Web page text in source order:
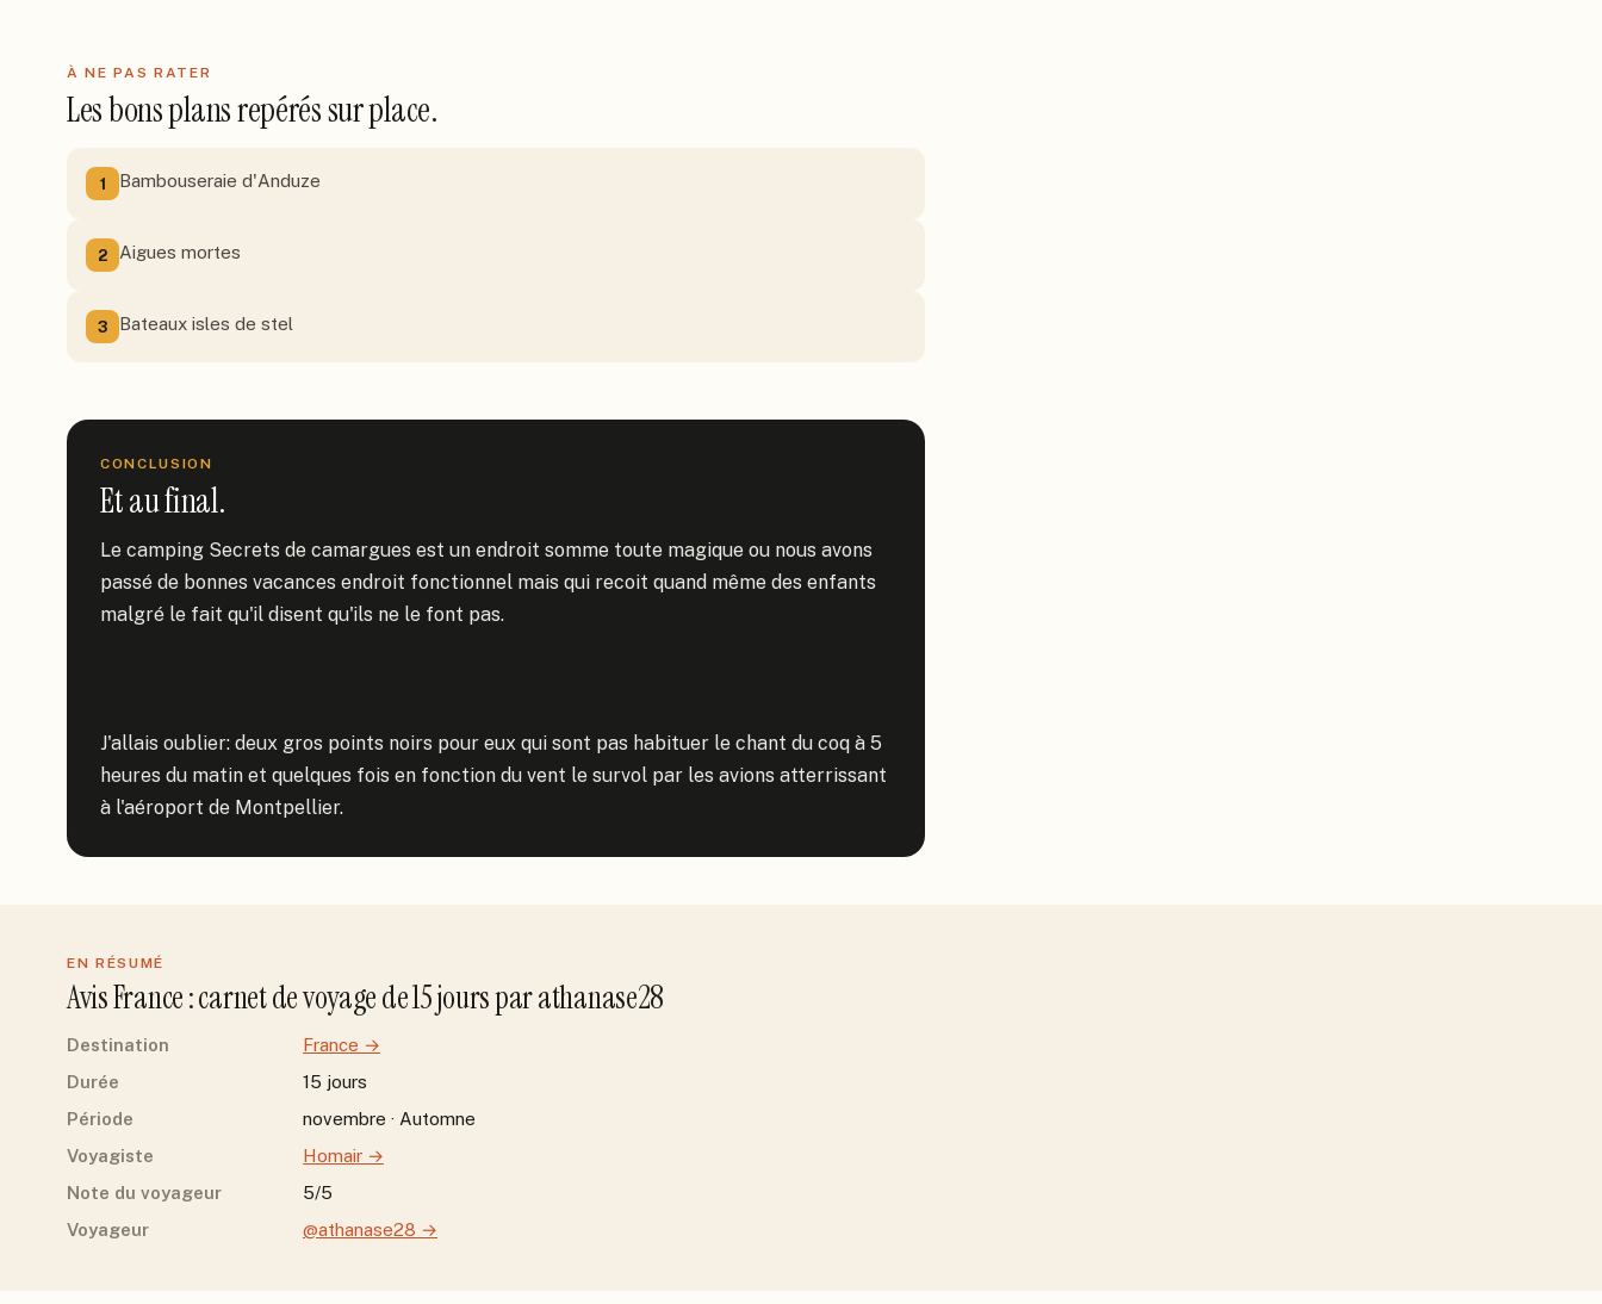
À NE PAS RATER
Les bons plans repérés sur place.
1 Bambouseraie d'Anduze
2 Aigues mortes
3 Bateaux isles de stel
CONCLUSION
Et au final.
Le camping Secrets de camargues est un endroit somme toute magique ou nous avons
passé de bonnes vacances endroit fonctionnel mais qui recoit quand même des enfants
malgré le fait qu'il disent qu'ils ne le font pas.
J'allais oublier: deux gros points noirs pour eux qui sont pas habituer le chant du coq à 5
heures du matin et quelques fois en fonction du vent le survol par les avions atterrissant
à l'aéroport de Montpellier.
EN RÉSUMÉ
AvisFrance: carnet de voyage de15joursparathanase28
Destination France →
Durée
15 jours
Période
novembre · Automne
Voyagiste
Homair →
Note du voyageur
5/5
Voyageur
@athanase28 →